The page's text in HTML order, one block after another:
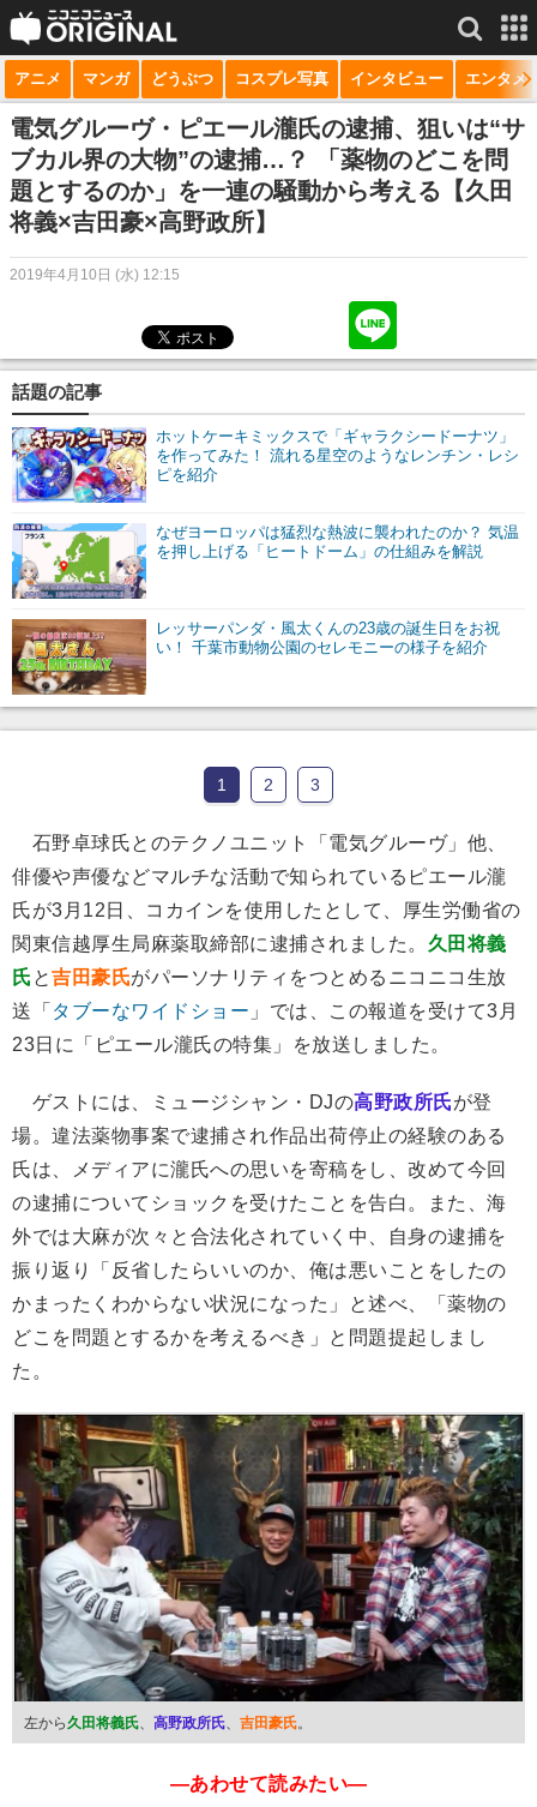
サービス一覧 もっと見る
niconico
動画
生放送
ニュース
マンガ
ニコニコQ
アニメ マンガ どうぶつ コスプレ写真 インタビュー エンタメ
電気グルーヴ・ピエール瀧氏の逮捕、狙いは“サ
ブカル界の大物”の逮捕…？ 「薬物のどこを問
題とするのか」を一連の騒動から考える【久田
将義×吉田豪×高野政所】
2019年4月10日 (水) 12:15
話題の記事
ホットケーキミックスで「ギャラクシードーナツ」
を作ってみた！ 流れる星空のようなレンチン・レシ
ピを紹介
なぜヨーロッパは猛烈な熱波に襲われたのか？ 気温
を押し上げる「ヒートドーム」の仕組みを解説
レッサーパンダ・風太くんの23歳の誕生日をお祝
い！ 千葉市動物公園のセレモニーの様子を紹介
1 2 3
石野卓球氏とのテクノユニット「電気グルーヴ」他、
俳優や声優などマルチな活動で知られているピエール瀧
氏が3月12日、コカインを使用したとして、厚生労働省の
関東信越厚生局麻薬取締部に逮捕されました。 久田将義
氏 と吉田豪氏がパーソナリティをつとめるニコニコ生放
送「 タブーなワイドショー 」では、この報道を受けて3月
23日に「ピエール瀧氏の特集」を放送しました。
ゲストには、ミュージシャン・DJの高野政所氏が登
場。違法薬物事案で逮捕され作品出荷停止の経験のある
氏は、メディアに瀧氏への思いを寄稿をし、改めて今回
の逮捕についてショックを受けたことを告白。また、海
外では大麻が次々と合法化されていく中、自身の逮捕を
振り返り「反省したらいいのか、俺は悪いことをしたの
かまったくわからない状況になった」と述べ、「薬物の
どこを問題とするかを考えるべき」と問題提起しまし
た。
左から久田将義氏、 高野政所氏、 吉田豪氏。
―あわせて読みたい―